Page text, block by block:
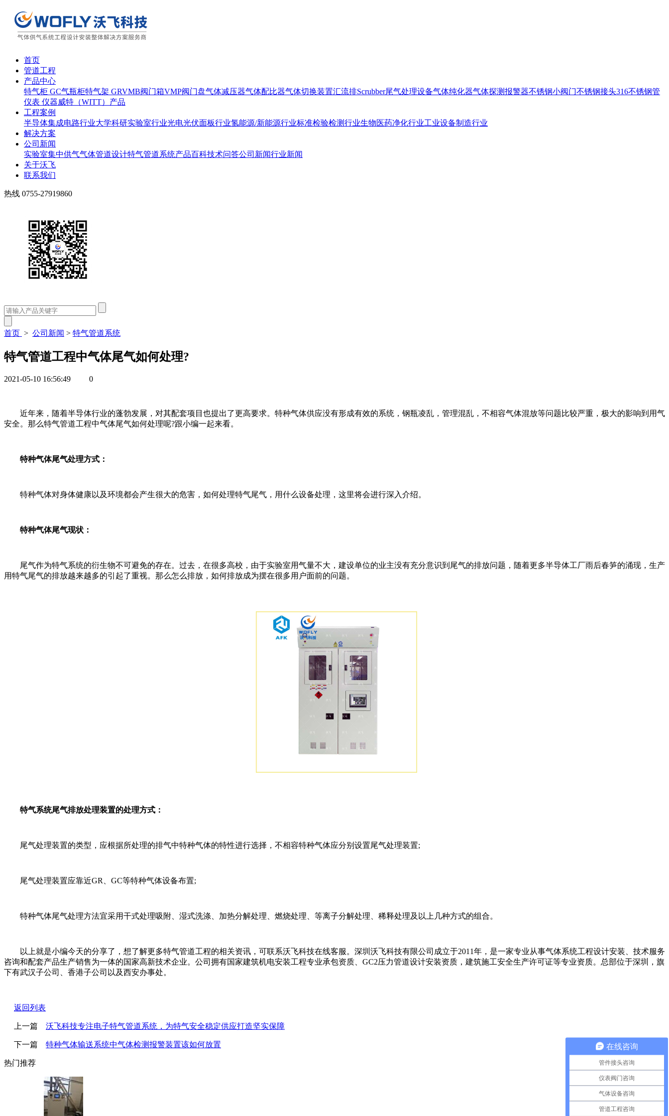
首页
管道工程
产品中心
特气柜 GC气瓶柜特气架 GRVMB阀门箱VMP阀门盘气体减压器气体配比器气体切换装置汇流排Scrubber尾气处理设备气体纯化器气体探测报警器不锈钢小阀门不锈钢接头316不锈钢管
仪表 仪器威特（WITT）产品
工程案例
半导体集成电路行业大学科研实验室行业光电光伏面板行业氢能源/新能源行业标准检验检测行业生物医药净化行业工业设备制造行业
解决方案
公司新闻
实验室集中供气气体管道设计特气管道系统产品百科技术问答公司新闻行业新闻
关于沃飞
联系我们
热线 0755-27919860
首页 > 公司新闻 > 特气管道系统
特气管道工程中气体尾气如何处理?
2021-05-10 16:56:49 0
近年来，随着半导体行业的蓬勃发展，对其配套项目也提出了更高要求。特种气体供应没有形成有效的系统，钢瓶凌乱，管理混乱，不相容气体混放等问题比较严重，极大的影响到用气
安全。那么特气管道工程中气体尾气如何处理呢?跟小编一起来看。
特种气体尾气处理方式：
特种气体对身体健康以及环境都会产生很大的危害，如何处理特气尾气，用什么设备处理，这里将会进行深入介绍。
特种气体尾气现状：
尾气作为特气系统的衍生物不可避免的存在。过去，在很多高校，由于实验室用气量不大，建设单位的业主没有充分意识到尾气的排放问题，随着更多半导体工厂雨后春笋的涌现，生产
用特气尾气的排放越来越多的引起了重视。那么怎么排放，如何排放成为摆在很多用户面前的问题。
特气系统尾气排放处理装置的处理方式：
尾气处理装置的类型，应根据所处理的排气中特种气体的特性进行选择，不相容特种气体应分别设置尾气处理装置;
尾气处理装置应靠近GR、GC等特种气体设备布置;
特种气体尾气处理方法宜采用干式处理吸附、湿式洗涤、加热分解处理、燃烧处理、等离子分解处理、稀释处理及以上几种方式的组合。
以上就是小编今天的分享了，想了解更多特气管道工程的相关资讯，可联系沃飞科技在线客服。深圳沃飞科技有限公司成立于2011年，是一家专业从事气体系统工程设计安装、技术服务
咨询和配套产品生产销售为一体的国家高新技术企业。公司拥有国家建筑机电安装工程专业承包资质、GC2压力管道设计安装资质，建筑施工安全生产许可证等专业资质。总部位于深圳，旗
下有武汉子公司、香港子公司以及西安办事处。
返回列表
上一篇 沃飞科技专注电子特气管道系统，为特气安全稳定供应打造坚实保障
下一篇 特种气体输送系统中气体检测报警装置该如何放置
热门推荐
在线咨询
管件接头咨询
仪表阀门咨询
气体设备咨询
管道工程咨询